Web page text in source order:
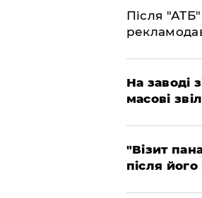
​Після
​На заводі
масові
"Візит
після